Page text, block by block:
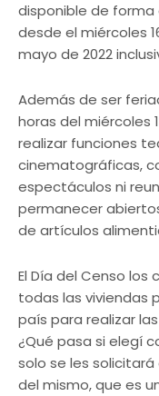
disponible de
desde el miércoles
mayo de 2022
Además de ser
horas del miércoles
realizar funciones
cinematográficas,
espectáculos ni
permanecer
de artículos
El Día del Censo
todas las viviendas
país para realizar
¿Qué pasa si elegí
solo se les
del mismo, que es